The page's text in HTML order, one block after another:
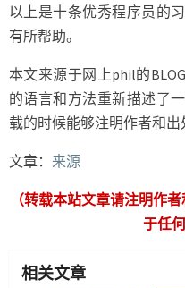
以上是十条优秀程序员的
有所帮助。
本文来源于网上phil的
的语言和方法重新描述了
载的时候能够注明作者和出
文章： 来源
（转载本站文章请注明作
于任
相关文章